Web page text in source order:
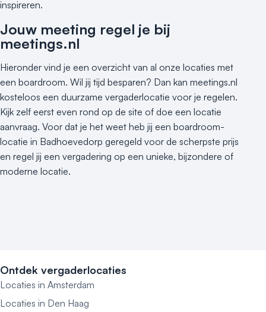
inspireren.
Jouw meeting regel je bij
meetings.nl
Hieronder vind je een overzicht van al onze locaties met
een boardroom. Wil jij tijd besparen? Dan kan meetings.nl
kosteloos een duurzame vergaderlocatie voor je regelen.
Kijk zelf eerst even rond op de site of doe een locatie
aanvraag. Voor dat je het weet heb jij een boardroom-
locatie in Badhoevedorp geregeld voor de scherpste prijs
en regel jij een vergadering op een unieke, bijzondere of
moderne locatie.
Ontdek vergaderlocaties
Locaties in Amsterdam
Locaties in Den Haag